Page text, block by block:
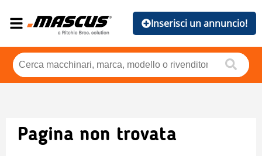
Inserisci un annuncio!
Pagina non trovata